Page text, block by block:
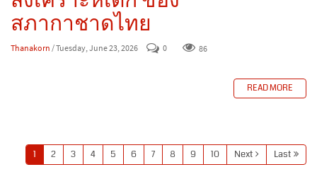
สภากาชาดไทย
Thanakorn / Tuesday, June 23, 2026 0 86
READ MORE
1 2 3 4 5 6 7 8 9 10 Next Last